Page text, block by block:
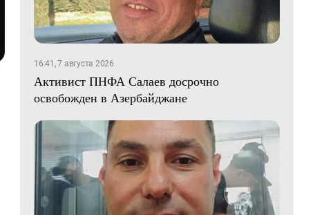
16:41, 7 августа 2026
Активист ПНФА Салаев досрочно
освобожден в Азербайджане